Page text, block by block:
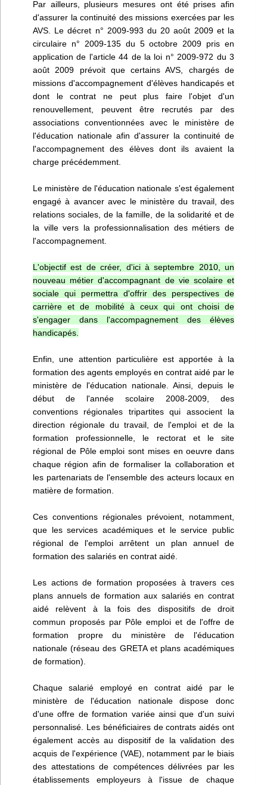
Par ailleurs, plusieurs mesures ont été prises afin
d'assurer la continuité des missions exercées par les
AVS. Le décret n° 2009-993 du 20 août 2009 et la
circulaire n° 2009-135 du 5 octobre 2009 pris en
application de l'article 44 de la loi n° 2009-972 du 3
août 2009 prévoit que certains AVS, chargés de
missions d'accompagnement d'élèves handicapés et
dont le contrat ne peut plus faire l'objet d'un
renouvellement, peuvent être recrutés par des
associations conventionnées avec le ministère de
l'éducation nationale afin d'assurer la continuité de
l'accompagnement des élèves dont ils avaient la
charge précédemment.
Le ministère de l'éducation nationale s'est également
engagé à avancer avec le ministère du travail, des
relations sociales, de la famille, de la solidarité et de
la ville vers la professionnalisation des métiers de
l'accompagnement.
L'objectif est de créer, d'ici à septembre 2010, un
nouveau métier d'accompagnant de vie scolaire et
sociale qui permettra d'offrir des perspectives de
carrière et de mobilité à ceux qui ont choisi de
s'engager dans l'accompagnement des élèves
handicapés.
Enfin, une attention particulière est apportée à la
formation des agents employés en contrat aidé par le
ministère de l'éducation nationale. Ainsi, depuis le
début de l'année scolaire 2008-2009, des
conventions régionales tripartites qui associent la
direction régionale du travail, de l'emploi et de la
formation professionnelle, le rectorat et le site
régional de Pôle emploi sont mises en oeuvre dans
chaque région afin de formaliser la collaboration et
les partenariats de l'ensemble des acteurs locaux en
matière de formation.
Ces conventions régionales prévoient, notamment,
que les services académiques et le service public
régional de l'emploi arrêtent un plan annuel de
formation des salariés en contrat aidé.
Les actions de formation proposées à travers ces
plans annuels de formation aux salariés en contrat
aidé relèvent à la fois des dispositifs de droit
commun proposés par Pôle emploi et de l'offre de
formation propre du ministère de l'éducation
nationale (réseau des GRETA et plans académiques
de formation).
Chaque salarié employé en contrat aidé par le
ministère de l'éducation nationale dispose donc
d'une offre de formation variée ainsi que d'un suivi
personnalisé. Les bénéficiaires de contrats aidés ont
également accès au dispositif de la validation des
acquis de l'expérience (VAE), notamment par le biais
des attestations de compétences délivrées par les
établissements employeurs à l'issue de chaque